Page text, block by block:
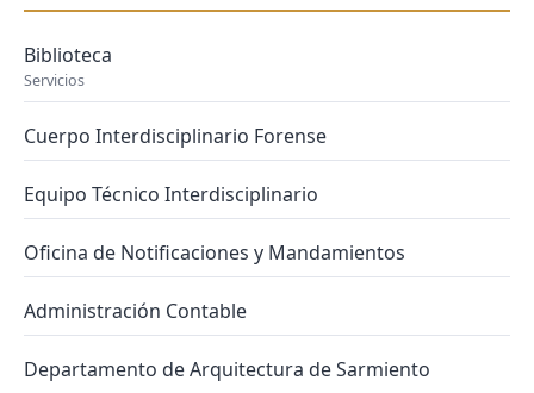
Biblioteca
Servicios
Cuerpo Interdisciplinario Forense
Equipo Técnico Interdisciplinario
Oficina de Notificaciones y Mandamientos
Administración Contable
Departamento de Arquitectura de Sarmiento